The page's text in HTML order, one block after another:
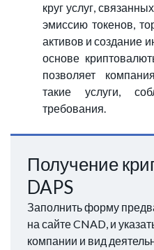
круг услуг,
эмиссию токенов,
активов и создание
основе
позволяет
такие услуги,
требования.
Получение
DAPS
Заполнить форму
на сайте CNAD, и
компании и вид